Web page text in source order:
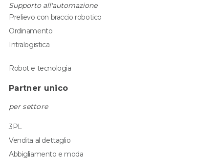
Supporto all'automazione
Prelievo con braccio robotico
Ordinamento
Intralogistica
Robot e tecnologia
Partner unico
per settore
3PL
Vendita al dettaglio
Abbigliamento e moda